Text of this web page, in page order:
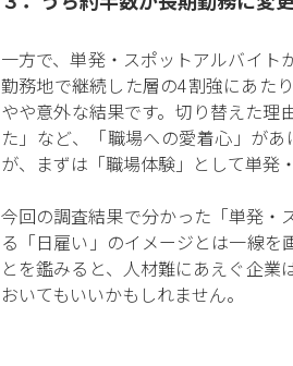
一方で、単発・スポットアルバイト
勤務地で継続した層の4割強にあた
やや意外な結果です。切り替えた理
た」など、「職場への愛着心」が
が、まずは「職場体験」として単発
今回の調査結果で分かった「単発・
る「日雇い」のイメージとは一線
とを鑑みると、人材難にあえぐ企
おいてもいいかもしれません。